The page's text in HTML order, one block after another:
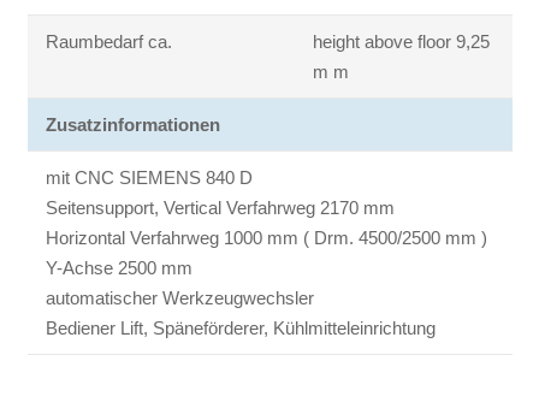
Raumbedarf ca.
height above floor 9,25
m m
Zusatzinformationen
mit CNC SIEMENS 840 D
Seitensupport, Vertical Verfahrweg 2170 mm
Horizontal Verfahrweg 1000 mm ( Drm. 4500/2500 mm )
Y-Achse 2500 mm
automatischer Werkzeugwechsler
Bediener Lift, Späneförderer, Kühlmitteleinrichtung